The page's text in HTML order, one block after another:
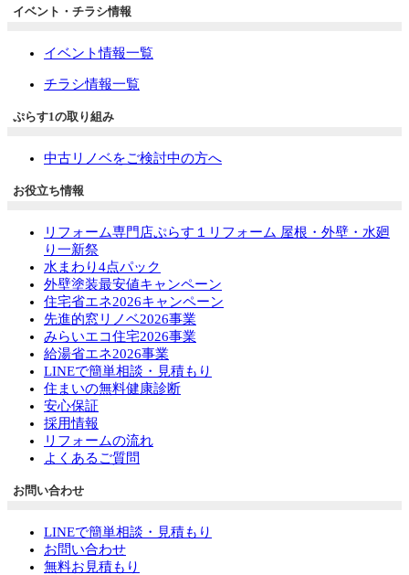
イベント・チラシ情報
イベント情報一覧
チラシ情報一覧
ぷらす1の取り組み
中古リノベをご検討中の方へ
お役立ち情報
リフォーム専門店ぷらす１リフォーム 屋根・外壁・水廻
り一新祭
水まわり4点パック
外壁塗装最安値キャンペーン
住宅省エネ2026キャンペーン
先進的窓リノベ2026事業
みらいエコ住宅2026事業
給湯省エネ2026事業
LINEで簡単相談・見積もり
住まいの無料健康診断
安心保証
採用情報
リフォームの流れ
よくあるご質問
お問い合わせ
LINEで簡単相談・見積もり
お問い合わせ
無料お見積もり